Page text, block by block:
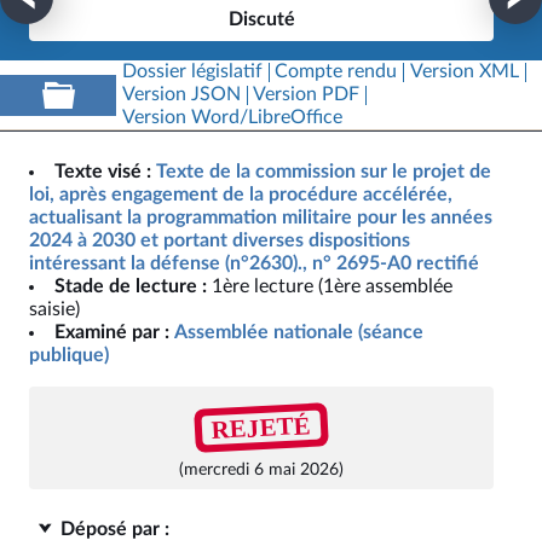
Discuté
Dossier législatif Compte rendu
Version XML
Version JSON
Version PDF
Version Word/LibreOffice
Texte visé : Texte de la commission sur le projet de
loi, après engagement de la procédure accélérée,
actualisant la programmation militaire pour les années
2024 à 2030 et portant diverses dispositions
intéressant la défense (n°2630)., n° 2695-A0 rectifié
Stade de lecture : 1ère lecture (1ère assemblée
saisie)
Examiné par : Assemblée nationale (séance
publique)
REJETÉ
(mercredi 6 mai 2026)
Déposé par :